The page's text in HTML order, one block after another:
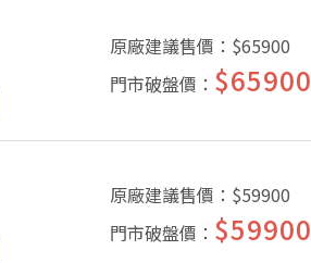
原廠建議售價： $65900
門市破盤價： $65900
原廠建議售價： $59900
門市破盤價： $59900